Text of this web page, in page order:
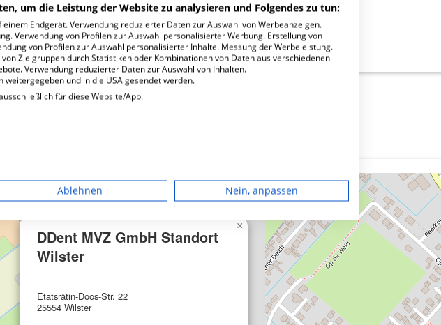
DDent MVZ GmbH Standort Wilster?
DDent MVZ GmbH Standort
Wilster
Etatsrätin-Doos-Str. 22
25554 Wilster
×
um die Leistung der Website zu analysieren und Folgendes zu tun:
Endgerät. Verwendung reduzierter Daten zur Auswahl von Werbeanzeigen.
Verwendung von Profilen zur Auswahl personalisierter Werbung. Erstellung von
von Profilen zur Auswahl personalisierter Inhalte. Messung der Werbeleistung.
Zielgruppen durch Statistiken oder Kombinationen von Daten aus verschiedenen
Verwendung reduzierter Daten zur Auswahl von Inhalten.
und in die USA gesendet werden.
für diese Website/App.
von Werbeanzeigen
Werbung
personalisierter Werbung
von Inhalten
personalisierter Inhalte
Ablehnen Nein, anpassen